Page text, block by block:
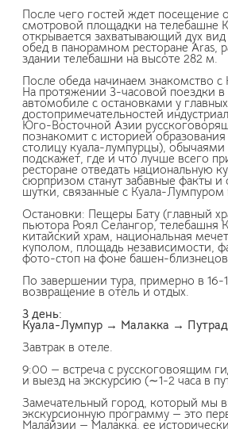
После чего гостей ждет посещение
смотровой площадки на телебашне
открывается захватывающий дух
обед в панорамном ресторане Aras,
здании телебашни на высоте 282 м.
После обеда начинаем знакомство с
На протяжении 3-часовой поездки
автомобиле с остановками у главных
достопримечательностей
Юго-Восточной Азии
познакомит с историей
столицу куала-лумпурцы), обычаями
подскажет, где и что лучше всего
ресторане отведать национальную
сюрпризом станут забавные факты и
шутки, связанные с Куала-Лумпуром
Остановки: Пещеры Бату (главный
пьютора Роял Селангор, телебашня
китайский храм, национальная
куполом, площадь независимости,
фото-стоп на фоне башен-близнецов
По завершении тура, примерно в 16-
возвращение в отель и отдых.
3 день:
Куала-Лумпур → Малакка →
Завтрак в отеле.
9:00 — встреча с русскоговоящим
и выезд на экскурсию (∼1-2 часа в
Замечательный город, который мы
экскурсионную программу — это
Малайзии — Малакка, ее